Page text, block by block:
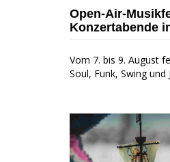
Open-Air-
Konzertabende
Vom 7. bis 9. August
Soul, Funk, Swing und